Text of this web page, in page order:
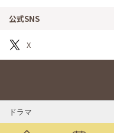
公式SNS
X
ドラマ